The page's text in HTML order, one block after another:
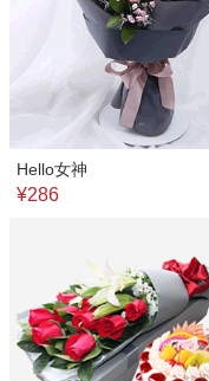
Hello女神
¥286